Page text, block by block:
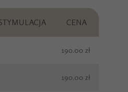
CENA
190.00 zł
190.00 zł